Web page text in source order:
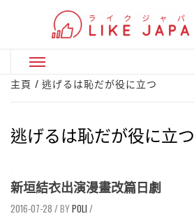
Primary
Menu
主頁 逃げるは恥だが役に立つ
逃げるは恥だが役に立つ
新垣結衣出演漫畫改篇日劇
2016-07-28 / POLI /